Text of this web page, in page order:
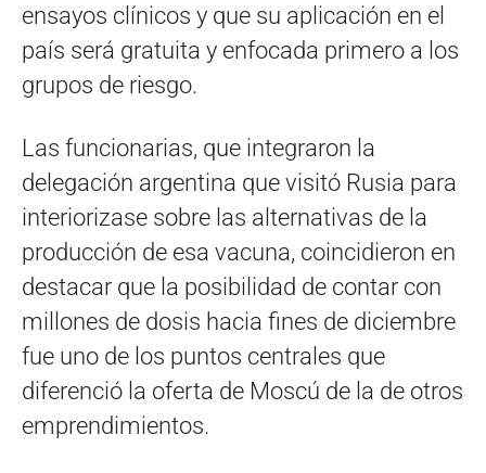
ensayos clínicos y que su aplicación en el
país será gratuita y enfocada primero a los
grupos de riesgo.
Las funcionarias, que integraron la
delegación argentina que visitó Rusia para
interiorizase sobre las alternativas de la
producción de esa vacuna, coincidieron en
destacar que la posibilidad de contar con
millones de dosis hacia fines de diciembre
fue uno de los puntos centrales que
diferenció la oferta de Moscú de la de otros
emprendimientos.